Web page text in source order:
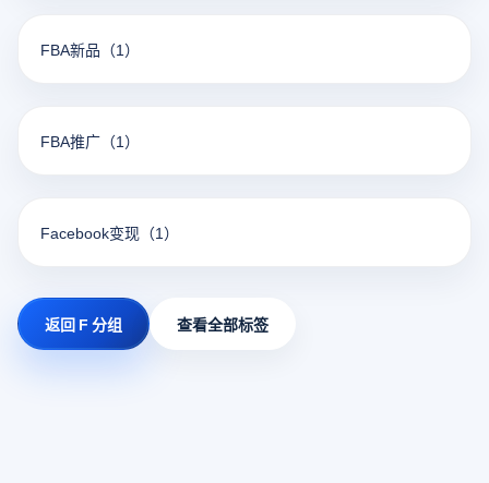
FBA新品 （1）
FBA推广 （1）
Facebook变现 （1）
返回 F 分组 查看全部标签